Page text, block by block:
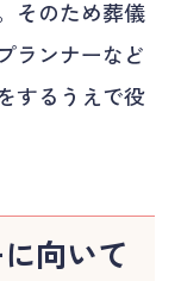
そのため葬儀
ランナーなど
するうえで役
向いて